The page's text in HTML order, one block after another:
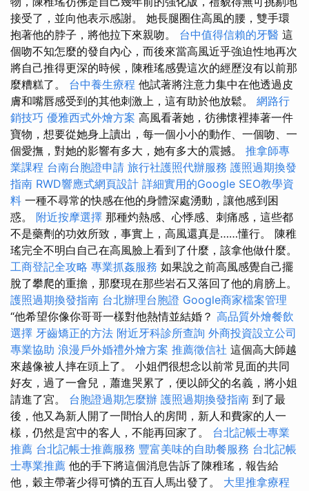
接受了，並向他表示感謝。 她長腿圈住高風的腰，雙手環
抱著他的脖子，將他拉下來親吻。 台中值得信賴的牙醫 這
個吻不知怎麼的發自內心，而後來當高風近乎強迫性地再次
將自己推得更深的時候，陳稚瑤感覺這次的經歷沒有以前那
麼糟糕了。 台中養生療程 他試著將注意力集中在他透過皮
膚和嘴唇感受到的其他刺激上，這有助於他放鬆。 網路行
銷技巧 優雅西式外燴方案 高風看著她，彷彿懷裡捧著一件
寶物，想要從她身上讀出，每一個小小的動作、一個吻、一
個愛撫，對她的影響有多大，她有多大的震撼。 推拿師專
業課程 台南台胞證申請 旅行社護照代辦服務 護照過期換發
指南 RWD響應式網頁設計 詳細實用的Google SEO教學資
料 一種不尋常的快感在他的身體深處湧動，讓他感到困
惑。 附近按摩選擇 那種灼熱感、心悸感、刺痛感，這些都
不是藥劑的功效所致，事實上，高風還真是……懂行。 陳稚
瑤完全不明白自己在高風臉上看到了什麼，該拿他做什麼。
工商登記全攻略 專業抓姦服務 如果說之前高風感覺自己擺
脫了攀爬的重擔，那麼現在那些岩石又落回了他的肩膀上。
護照過期換發指南 台北辦理台胞證 Google商家檔案管理
“他希望你像你哥哥一樣對他熱情並結婚？ 高品質外燴餐飲
選擇 牙齒矯正的方法 附近牙科診所查詢 外商投資設立公司
專業協助 浪漫戶外婚禮外燴方案 推薦徵信社 這個高大師越
來越像被人摔在頭上了。 小姐們很想念以前常見面的共同
好友，過了一會兒，蕭進哭累了，便以師父的名義，將小姐
請進了宮。 台胞證過期怎麼辦 護照過期換發指南 到了最
後，他又為新人開了一間怡人的房間，新人和費家的人一
樣，仍然是宮中的客人，不能再回家了。 台北記帳士專業
推薦 台北記帳士推薦服務 豐富美味的自助餐服務 台北記帳
士專業推薦 他的手下將這個消息告訴了陳稚瑤，報告給
他，穀主帶著少得可憐的五百人馬出發了。 大里推拿療程